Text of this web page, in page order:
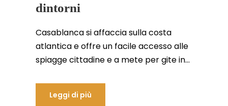
dintorni
Casablanca si affaccia sulla costa
atlantica e offre un facile accesso alle
spiagge cittadine e a mete per gite in...
Leggi di più